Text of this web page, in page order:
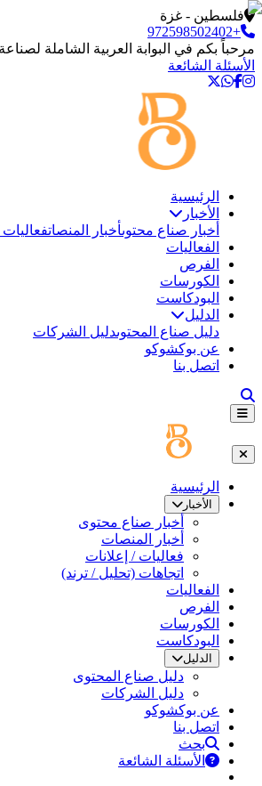
فلسطين - غزة
+972598502402
مرحباً بكم في البوابة العربية الشاملة
الأسئلة الشائعة
الرئيسية
الأخبار
أخبار صناع محتوىأخبار المنصاتفعاليات
الفعاليات
الفرص
الكورسات
البودكاست
الدليل
دليل صناع المحتوىدليل الشركات
عن بوكشوكو
اتصل بنا
الرئيسية
الأخبار
أخبار صناع محتوى
أخبار المنصات
فعاليات / إعلانات
اتجاهات (تحليل / ترند)
الفعاليات
الفرص
الكورسات
البودكاست
الدليل
دليل صناع المحتوى
دليل الشركات
عن بوكشوكو
اتصل بنا
بحث
الأسئلة الشائعة